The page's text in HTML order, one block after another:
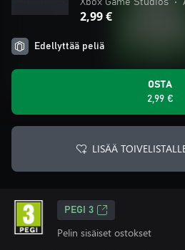
Xbox Game Studios •
2,99 €
Edellyttää peliä
OSTA
2,99 €
LISÄÄ
PEGI 3
Pelin sisäiset ostokset